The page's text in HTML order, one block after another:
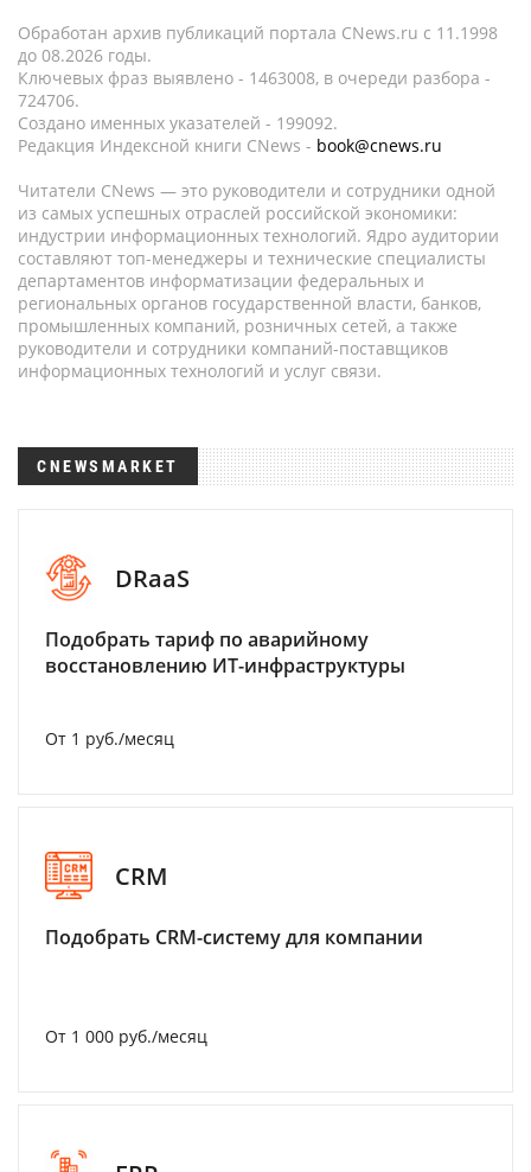
Обработан архив публикаций портала CNews.ru c 11.1998
до 08.2026 годы.
Ключевых фраз выявлено - 1463008, в очереди разбора -
724706.
Создано именных указателей - 199092.
Редакция Индексной книги CNews - book@cnews.ru
Читатели CNews — это руководители и сотрудники одной
из самых успешных отраслей российской экономики:
индустрии информационных технологий. Ядро аудитории
составляют топ-менеджеры и технические специалисты
департаментов информатизации федеральных и
региональных органов государственной власти, банков,
промышленных компаний, розничных сетей, а также
руководители и сотрудники компаний-поставщиков
информационных технологий и услуг связи.
CNEWSMARKET
DRaaS
Подобрать тариф по аварийному
восстановлению ИТ-инфраструктуры
От 1 руб./месяц
CRM
Подобрать CRM-систему для компании
От 1 000 руб./месяц